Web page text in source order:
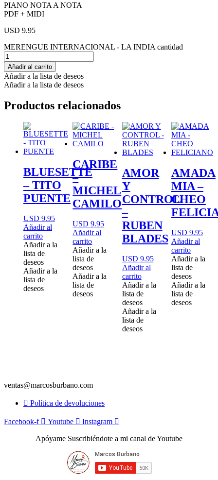
PIANO NOTA A NOTA
PDF + MIDI
USD 9.95
MERENGUE INTERNACIONAL - LA INDIA cantidad
Añadir al carrito
Añadir a la lista de deseos
Añadir a la lista de deseos
Productos relacionados
BLUESETTE
– TITO
PUENTE
USD 9.95
Añadir al
carrito
Añadir a la
lista de
deseos
Añadir a la
lista de
deseos
CARIBE
–
MICHEL
CAMILO
USD 9.95
Añadir al
carrito
Añadir a la
lista de
deseos
Añadir a la
lista de
deseos
AMOR
Y
CONTROL
–
RUBEN
BLADES
USD 9.95
Añadir al
carrito
Añadir a la
lista de
deseos
Añadir a la
lista de
deseos
AMADA
MIA –
CHEO
USD 9.95
Añadir al
carrito
Añadir a la
lista de
deseos
Añadir a la
lista de
deseos
ventas@marcosburbano.com
Política de devoluciones
Facebook-f Youtube Instagram
Apóyame Suscribiéndote a mi canal de Youtube